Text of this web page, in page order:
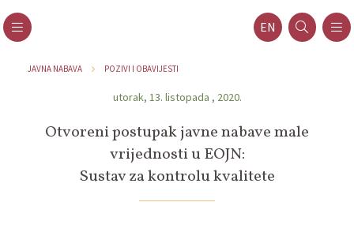
EN
JAVNA NABAVA POZIVI I OBAVIJESTI
utorak, 13. listopada , 2020.
Otvoreni postupak javne nabave male
vrijednosti u EOJN:
Sustav za kontrolu kvalitete